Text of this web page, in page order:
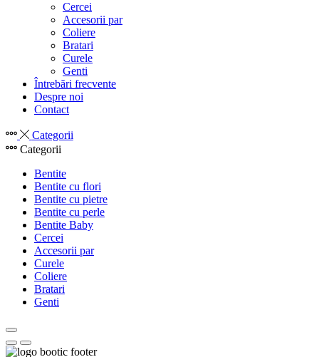
Cercei
Accesorii par
Coliere
Bratari
Curele
Genti
Întrebări frecvente
Despre noi
Contact
Categorii
Categorii
Bentite
Bentite cu flori
Bentite cu pietre
Bentite cu perle
Bentite Baby
Cercei
Accesorii par
Curele
Coliere
Bratari
Genti